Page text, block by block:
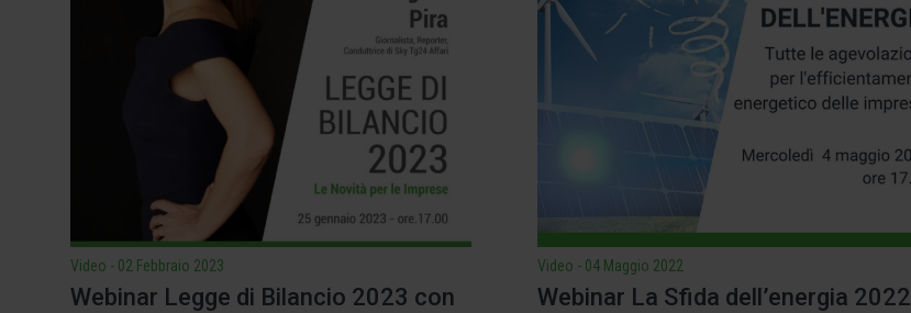
Video - 02 Febbraio 2023
Webinar Legge di Bilancio 2023 con
Video - 04 Maggio 2022
Webinar La Sfida dell’energia 2022